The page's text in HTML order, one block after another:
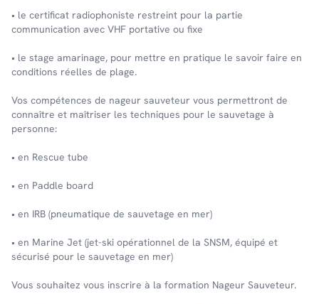
• le certificat radiophoniste restreint pour la partie
communication avec VHF portative ou fixe
• le stage amarinage, pour mettre en pratique le savoir faire en
conditions réelles de plage.
Vos compétences de nageur sauveteur vous permettront de
connaître et maîtriser les techniques pour le sauvetage à
personne:
• en Rescue tube
• en Paddle board
• en IRB (pneumatique de sauvetage en mer)
• en Marine Jet (jet-ski opérationnel de la SNSM, équipé et
sécurisé pour le sauvetage en mer)
Vous souhaitez vous inscrire à la formation Nageur Sauveteur.